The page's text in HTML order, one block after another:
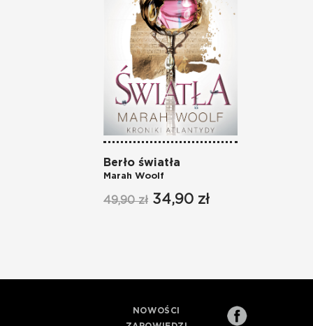
Berło światła
Marah Woolf
49,90 zł 34,90 zł
NOWOŚCI